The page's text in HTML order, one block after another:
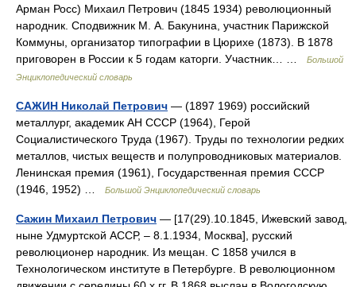
Арман Росс) Михаил Петрович (1845 1934) революционный
народник. Сподвижник М. А. Бакунина, участник Парижской
Коммуны, организатор типографии в Цюрихе (1873). В 1878
приговорен в России к 5 годам каторги. Участник… …
Большой
Энциклопедический словарь
САЖИН Николай Петрович — (1897 1969) российский
металлург, академик АН СССР (1964), Герой
Социалистического Труда (1967). Труды по технологии редких
металлов, чистых веществ и полупроводниковых материалов.
Ленинская премия (1961), Государственная премия СССР
(1946, 1952) …
Большой Энциклопедический словарь
Сажин Михаил Петрович — [17(29).10.1845, Ижевский завод,
ныне Удмуртской АССР, ‒ 8.1.1934, Москва], русский
революционер народник. Из мещан. С 1858 учился в
Технологическом институте в Петербурге. В революционном